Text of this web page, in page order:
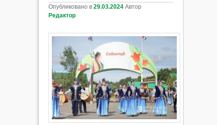
Опубликовано в 29.03.2024 Автор
Редактор